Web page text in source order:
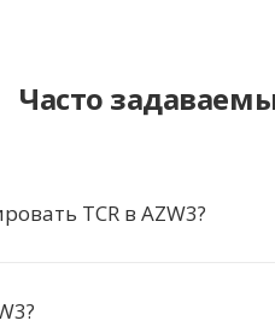
Часто
TCR в AZW3?